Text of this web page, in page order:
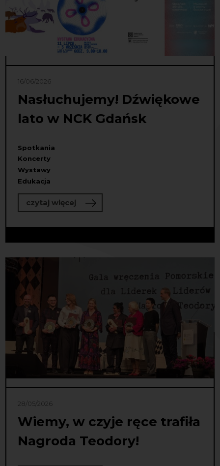
16/06/2026
Nasłuchujemy! Dźwiękowe
lato w NCK Gdańsk
Spotkania
Koncerty
Wystawy
Edukacja
czytaj więcejo Nasłuchujemy! Dźwiękowe lato w
28/05/2026
Wiemy, w czyje ręce trafiła
Nagroda Teodory!